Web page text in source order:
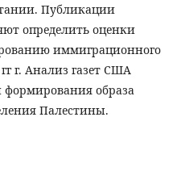
Публикации
определить оценки
иммиграционного
г. Анализ газет США
формирования образа
Палестины.